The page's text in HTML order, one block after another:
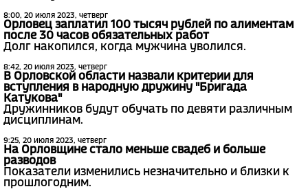
8:00, 20 июля 2023, четверг
Орловец заплатил 100 тысяч рублей по алиментам
после 30 часов обязательных работ
Долг накопился, когда мужчина уволился.
8:42, 20 июля 2023, четверг
В Орловской области назвали критерии для
вступления в народную дружину "Бригада
Катукова"
Дружинников будут обучать по девяти различным
дисциплинам.
9:25, 20 июля 2023, четверг
На Орловщине стало меньше свадеб и больше
разводов
Показатели изменились незначительно и близки к
прошлогодним.